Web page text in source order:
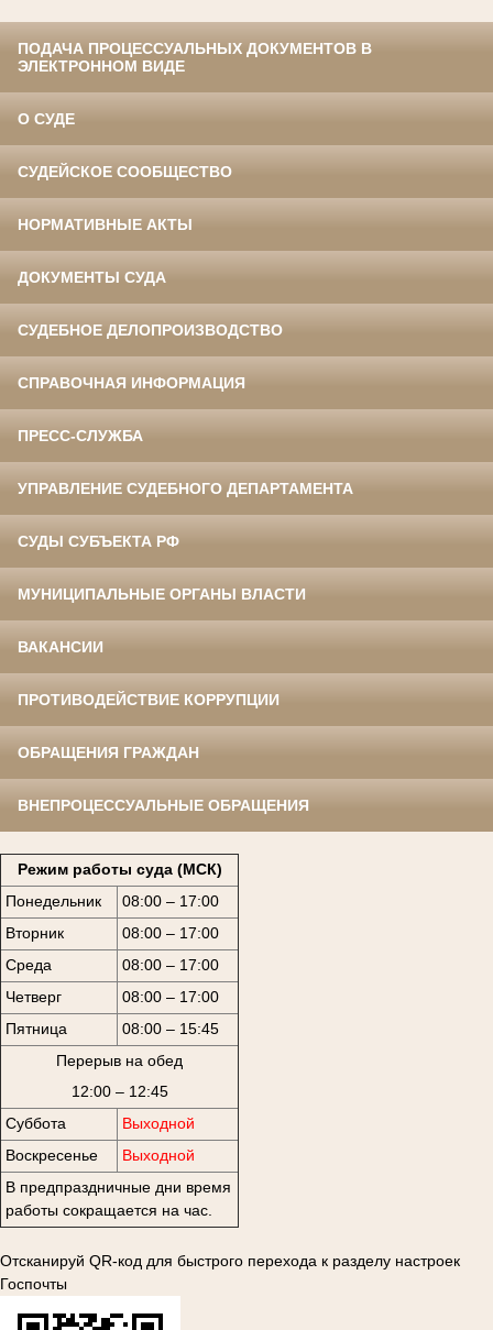
ПОДАЧА ПРОЦЕССУАЛЬНЫХ ДОКУМЕНТОВ В
ЭЛЕКТРОННОМ ВИДЕ
О СУДЕ
СУДЕЙСКОЕ СООБЩЕСТВО
НОРМАТИВНЫЕ АКТЫ
ДОКУМЕНТЫ СУДА
СУДЕБНОЕ ДЕЛОПРОИЗВОДСТВО
СПРАВОЧНАЯ ИНФОРМАЦИЯ
ПРЕСС-СЛУЖБА
УПРАВЛЕНИЕ СУДЕБНОГО ДЕПАРТАМЕНТА
СУДЫ СУБЪЕКТА РФ
МУНИЦИПАЛЬНЫЕ ОРГАНЫ ВЛАСТИ
ВАКАНСИИ
ПРОТИВОДЕЙСТВИЕ КОРРУПЦИИ
ОБРАЩЕНИЯ ГРАЖДАН
ВНЕПРОЦЕССУАЛЬНЫЕ ОБРАЩЕНИЯ
Режим работы суда (МСК)
Понедельник
08:00 – 17:00
Вторник
08:00 – 17:00
Среда
08:00 – 17:00
Четверг
08:00 – 17:00
Пятница
08:00 – 15:45
Перерыв на обед
12:00 – 12:45
Суббота
Выходной
Воскресенье
Выходной
В предпраздничные дни время
работы сокращается на час.
Отсканируй QR-код для быстрого перехода к разделу настроек
Госпочты